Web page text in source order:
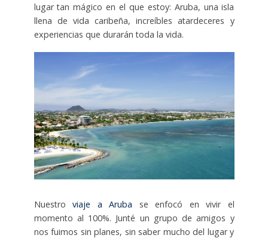
lugar tan mágico en el que estoy: Aruba, una isla
llena de vida caribeña, increíbles atardeceres y
experiencias que durarán toda la vida.
Nuestro viaje a Aruba se enfocó en vivir el
momento al 100%. Junté un grupo de amigos y
nos fuimos sin planes, sin saber mucho del lugar y